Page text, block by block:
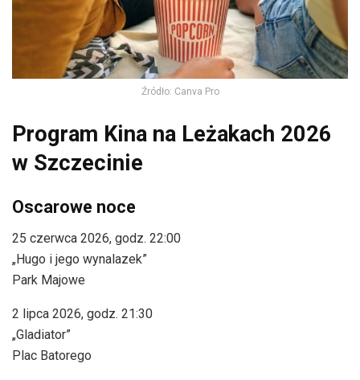
Źródło: Canva Pro
Program Kina na Leżakach 2026
w Szczecinie
Oscarowe noce
25 czerwca 2026, godz. 22:00
„Hugo i jego wynalazek”
Park Majowe
2 lipca 2026, godz. 21:30
„Gladiator”
Plac Batorego